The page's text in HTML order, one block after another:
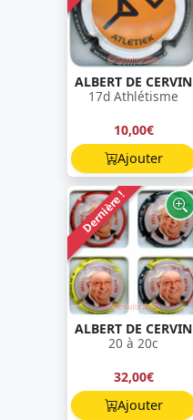
ALBERT DE CERVIN
17d Athlétisme
10,00€
Ajouter
Dernière !
ALBERT DE CERVIN
20 à 20c
32,00€
Ajouter